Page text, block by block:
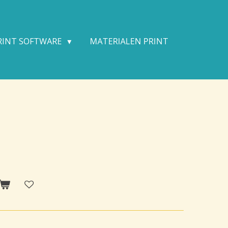
SOFTWARE
MATERIALEN PRINT